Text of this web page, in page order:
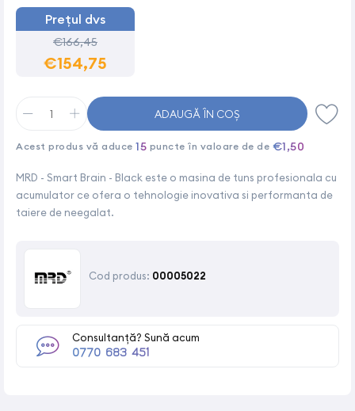
MRD - Smart Brain - Black este o masina de tuns profesionala cu
acumulator ce ofera o tehnologie inovativa si performanta de
taiere de neegalat.
Cod produs: 00005022
Consultanță? Sună acum
0770 683 451
Prețul dvs
€166,45
€154,75
ADAUGĂ ÎN COȘ
Acest produs vă aduce 15 puncte în valoare de de €1,50